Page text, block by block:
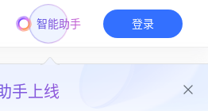
智能助手
手上线
登录